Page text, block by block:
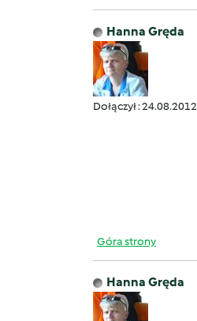
Hanna Gręda
Dołączył : 24.08.2012
Góra strony
Hanna Gręda